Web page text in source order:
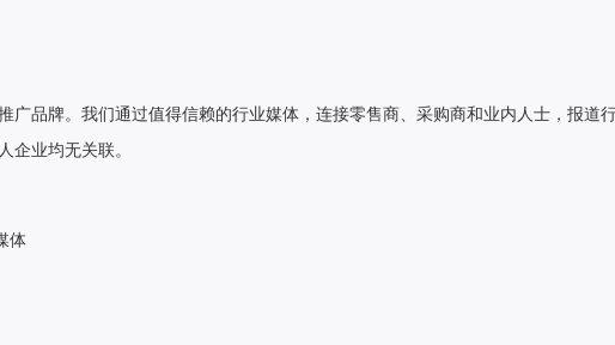
广品牌。我们通过值得信赖的行业媒体，连接零售商、采购商和业内人士，报
业均无关联。
体